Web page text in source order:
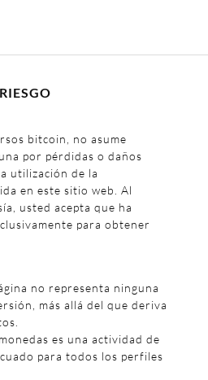
bitcoin, no asume
por pérdidas o daños
utilización de la
en este sitio web. Al
usted acepta que ha
para obtener
no representa ninguna
más allá del que deriva
es una actividad de
para todos los perfiles